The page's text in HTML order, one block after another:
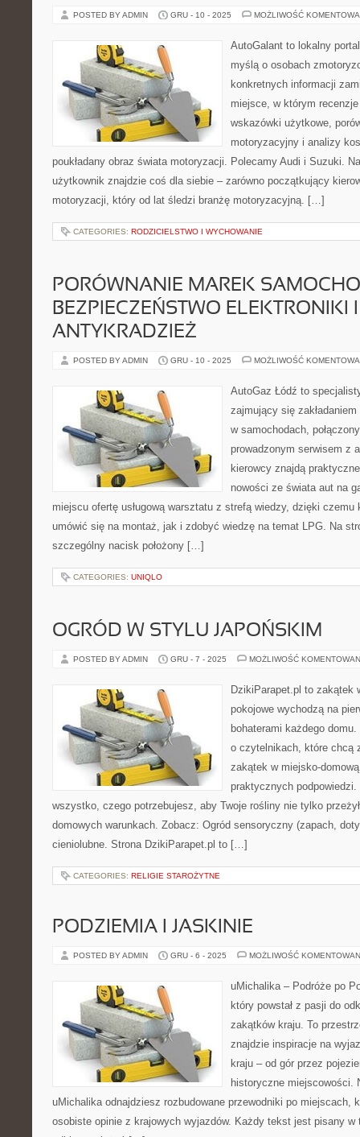
POSTED BY ADMIN GRU - 10 - 2025 MOŻLIWOŚĆ
AutoGalant to lokalny
myślą o osobach
konkretnych informacji
miejsce, w którym
wskazówki użytkowe,
motoryzacyjny i analizy
poukładany obraz świata motoryzacji. Polecamy Audi i Suzuki.
użytkownik znajdzie coś dla siebie – zarówno początkujący
motoryzacji, który od lat śledzi branżę motoryzacyjną. […]
CATEGORIES: RODZICIELSTWO I WYCHOWANIE
PORÓWNANIE MAREK
BEZPIECZEŃSTWO ELEKTRONIKI I
ANTYKRADZIEŻ
POSTED BY ADMIN GRU - 10 - 2025 MOŻLIWOŚĆ
AutoGaz Łódź to
zajmujący się
w samochodach,
prowadzonym serwisem z
kierowcy znajdą
nowości ze świata aut na
miejscu ofertę usługową warsztatu z strefą wiedzy, dzięki czemu
umówić się na montaż, jak i zdobyć wiedzę na temat LPG. Na
szczególny nacisk położony […]
CATEGORIES: UNIQLO
OGRÓD W STYLU JAPOŃSKIM
POSTED BY ADMIN GRU - 7 - 2025 MOŻLIWOŚĆ
DzikiParapet.pl to zakątek
pokojowe wychodzą na
bohaterami każdego
o czytelnikach, które chcą
zakątek w miejsko-
praktycznych
wszystko, czego potrzebujesz, aby Twoje rośliny nie tylko
domowych warunkach. Zobacz: Ogród sensoryczny (zapach,
cieniolubne. Strona DzikiParapet.pl to […]
CATEGORIES: RELIGIE STAROŻYTNE
PODZIEMIA I JASKINIE
POSTED BY ADMIN GRU - 6 - 2025 MOŻLIWOŚĆ
uMichalika – Podróże po
który powstał z pasji do
zakątków kraju. To
znajdzie inspiracje na
kraju – od gór przez
historyczne miejscowości.
uMichalika odnajdziesz rozbudowane przewodniki po miejscach,
osobiste opinie z krajowych wyjazdów. Każdy tekst jest pisany w